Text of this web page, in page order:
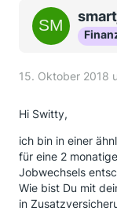
15. Oktober 2018
Hi Switty,
ich bin in einer
für eine 2
Jobwechsels
Wie bist Du mit
in